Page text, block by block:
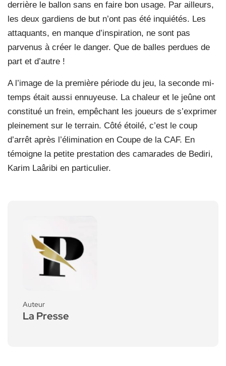
derrière le ballon sans en faire bon usage. Par ailleurs,
les deux gardiens de but n’ont pas été inquiétés. Les
attaquants, en manque d’inspiration, ne sont pas
parvenus à créer le danger. Que de balles perdues de
part et d’autre !
A l’image de la première période du jeu, la seconde mi-
temps était aussi ennuyeuse. La chaleur et le jeûne ont
constitué un frein, empêchant les joueurs de s’exprimer
pleinement sur le terrain. Côté étoilé, c’est le coup
d’arrêt après l’élimination en Coupe de la CAF. En
témoigne la petite prestation des camarades de Bediri,
Karim Laâribi en particulier.
Auteur
La Presse